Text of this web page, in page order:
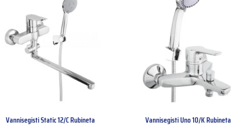
Vannisegisti Static 12/C Rubineta Vannisegisti Uno 10/K Rubineta